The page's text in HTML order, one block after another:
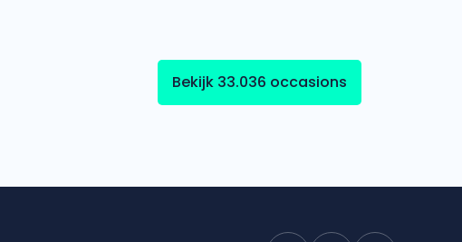
Bekijk 33.036 occasions